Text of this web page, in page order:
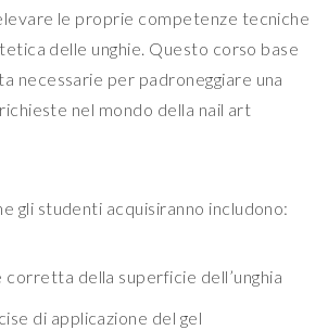
le proprie competenze tecniche
delle unghie. Questo corso base
necessarie per padroneggiare una
nel mondo della nail art
gli studenti acquisiranno includono:
corretta della superficie dell’unghia
di applicazione del gel